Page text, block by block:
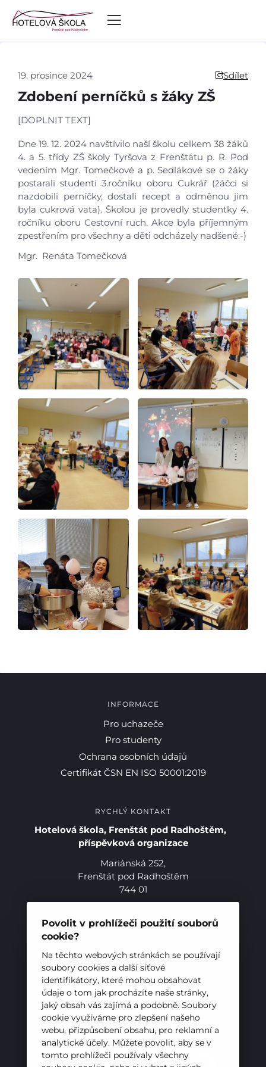
Povolit v prohlížeči použití souborů
cookie?
Na těchto webových stránkách se používají
soubory cookies a další síťové
identifikátory, které mohou obsahovat
údaje o tom jak procházíte naše stránky,
jaký obsah vás zajímá a podobně. Soubory
cookie využíváme pro zlepšení našeho
webu, přizpůsobení obsahu, pro reklamní a
analytické účely. Můžete povolit, aby se v
tomto prohlížeči používaly všechny
Úvod
Aktuálně
Škola
Studium
Projekty
Video a audio
Virtuální prohlídka
Kontakty
Pro uchazeče
19. prosince 2024 Sdílet
Zdobení perníčků s žáky ZŠ
[DOPLNIT TEXT]
Dne 19. 12. 2024 navštívilo naší školu celkem 38 žáků
4. a 5. třídy ZŠ školy Tyršova z Frenštátu p. R. Pod
vedením Mgr. Tomečkové a p. Sedlákové se o žáky
postarali studenti 3.ročníku oboru Cukrář (žáčci si
nazdobili perníčky, dostali recept a odměnou jim
byla cukrová vata). Školou je provedly studentky 4.
ročníku oboru Cestovní ruch. Akce byla příjemným
zpestřením pro všechny a děti odcházely nadšené:-)
Mgr. Renáta Tomečková
INFORMACE
Pro uchazeče
Pro studenty
Ochrana osobních údajů
Certifikát ČSN EN ISO 50001:2019
RYCHLÝ KONTAKT
Hotelová škola, Frenštát pod Radhoštěm,
příspěvková organizace
Mariánská 252,
Frenštát pod Radhoštěm
744 01
E-mail:sekretariat@hotelovkafren.cz
Datová schránka: bc5jrez
IČ: 00576441
ZŘIZOVATEL
Hotelová škola, Frenštát pod Radhoštěm je
příspěvkovou organizací zřizovanou
Moravskoslezským krajem